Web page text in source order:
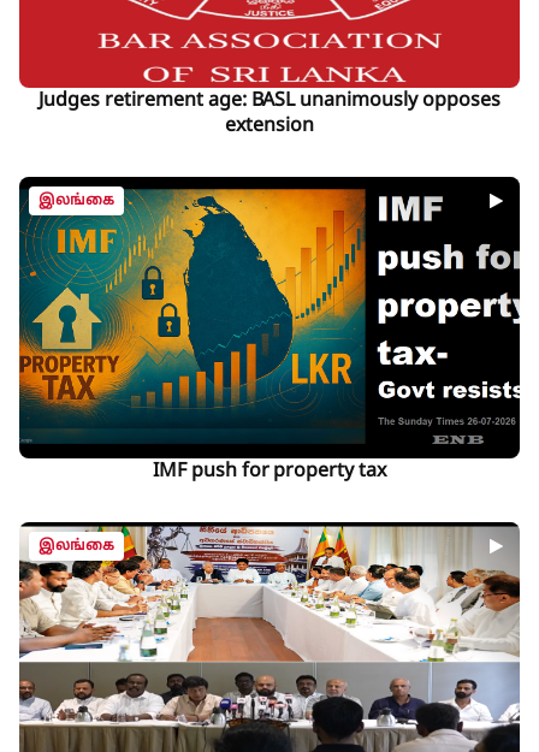
Judges retirement age: BASL unanimously opposes
extension
இலங்கை
IMF push for property tax
இலங்கை